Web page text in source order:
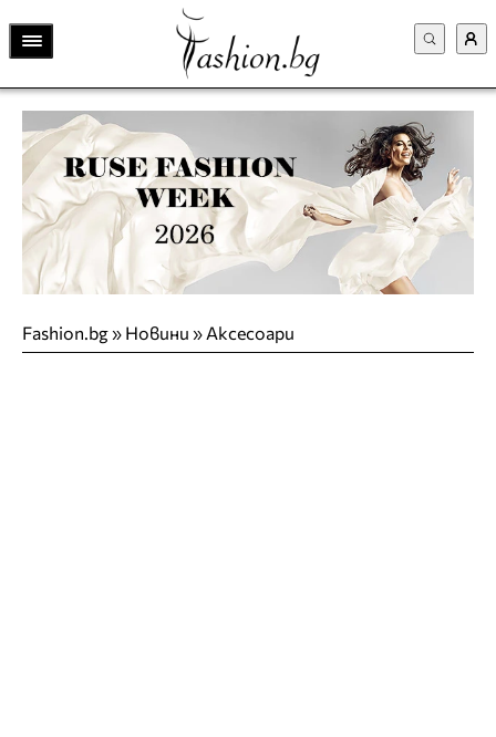
Fashion.bg» Новини » Аксесоари